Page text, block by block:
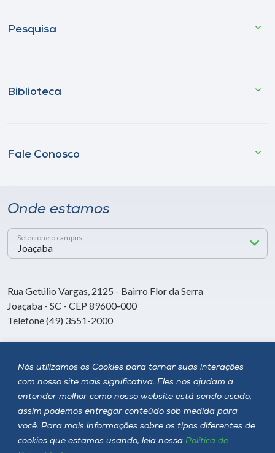
Nós utilizamos os Cookies para tornar suas interações
com nosso site mais significativa. Eles nos ajudam a
entender melhor como nosso website está sendo usado,
assim podemos entregar conteúdo sob medida para
você. Para mais informações sobre os tipos diferentes de
cookies que estamos usando, leia nossa Política de
Pesquisa
Biblioteca
Fale Conosco
Onde estamos
Selecione o campus
Rua Getúlio Vargas, 2125 - Bairro Flor da Serra
Joaçaba - SC - CEP 89600-000
Telefone (49) 3551-2000
Siga a Unoesc